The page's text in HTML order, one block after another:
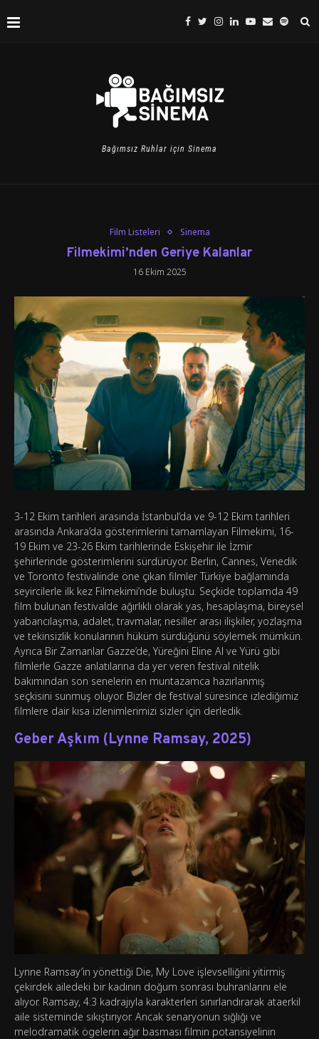
Bağımsız Ruhlar için Sinema
Film Listeleri Sinema
Filmekimi’nden Geriye Kalanlar
16 Ekim 2025
3-12 Ekim tarihleri arasında İstanbul’da ve 9-12 Ekim tarihleri
arasında Ankara’da gösterimlerini tamamlayan Filmekimi, 16-
19 Ekim ve 23-26 Ekim tarihlerinde Eskişehir ile İzmir
şehirlerinde gösterimlerini sürdürüyor. Berlin, Cannes, Venedik
ve Toronto festivalinde öne çıkan filmler Türkiye bağlamında
seyircilerle ilk kez Filmekimi’nde buluştu. Seçkide toplamda 49
film bulunan festivalde ağırlıklı olarak yas, hesaplaşma, bireysel
yabancılaşma, adalet, travmalar, nesiller arası ilişkiler, yozlaşma
ve tekinsizlik konularının hüküm sürdüğünü söylemek mümkün.
Ayrıca Bir Zamanlar Gazze’de, Yüreğini Eline Al ve Yürü gibi
filmlerle Gazze anlatılarına da yer veren festival nitelik
bakımından son senelerin en muntazamca hazırlanmış
seçkisini sunmuş oluyor. Bizler de festival süresince izlediğimiz
filmlere dair kısa izlenimlerimizi sizler için derledik.
Geber Aşkım (Lynne Ramsay, 2025)
Lynne Ramsay’in yönettiği Die, My Love işlevselliğini yitirmiş
çekirdek ailedeki bir kadının doğum sonrası buhranlarını ele
alıyor. Ramsay, 4:3 kadrajıyla karakterleri sınırlandırarak ataerkil
aile sisteminde sıkıştırıyor. Ancak senaryonun sığlığı ve
melodramatik ögelerin ağır basması filmin potansiyelinin